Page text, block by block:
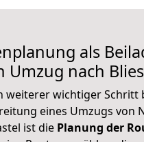
als
Umzug nach
weiterer wichtiger Schritt
eines Umzugs von
ist diePlanung der